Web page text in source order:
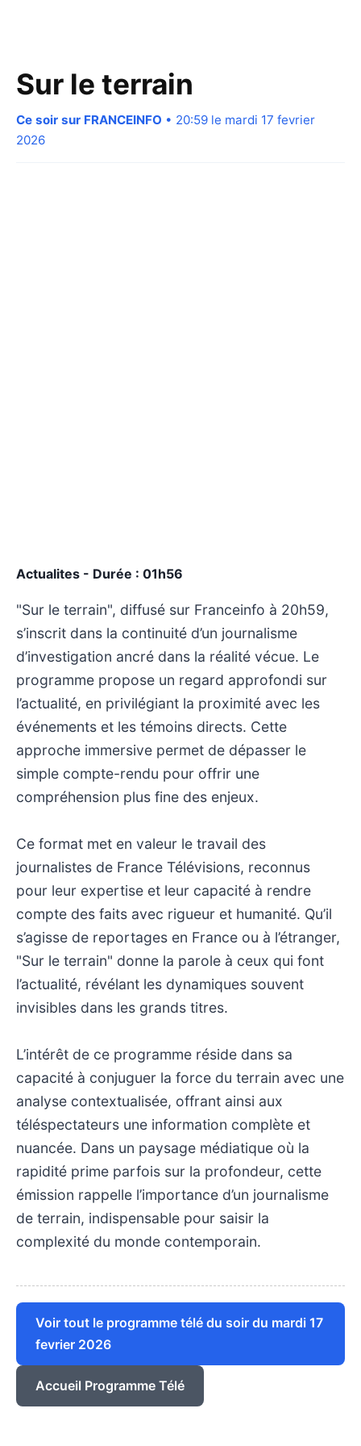
Sur le terrain
Ce soir sur FRANCEINFO • 20:59 le mardi 17 fevrier
2026
Actualites - Durée : 01h56
"Sur le terrain", diffusé sur Franceinfo à 20h59,
s’inscrit dans la continuité d’un journalisme
d’investigation ancré dans la réalité vécue. Le
programme propose un regard approfondi sur
l’actualité, en privilégiant la proximité avec les
événements et les témoins directs. Cette
approche immersive permet de dépasser le
simple compte-rendu pour offrir une
compréhension plus fine des enjeux.
Ce format met en valeur le travail des
journalistes de France Télévisions, reconnus
pour leur expertise et leur capacité à rendre
compte des faits avec rigueur et humanité. Qu’il
s’agisse de reportages en France ou à l’étranger,
"Sur le terrain" donne la parole à ceux qui font
l’actualité, révélant les dynamiques souvent
invisibles dans les grands titres.
L’intérêt de ce programme réside dans sa
capacité à conjuguer la force du terrain avec une
analyse contextualisée, offrant ainsi aux
téléspectateurs une information complète et
nuancée. Dans un paysage médiatique où la
rapidité prime parfois sur la profondeur, cette
émission rappelle l’importance d’un journalisme
de terrain, indispensable pour saisir la
complexité du monde contemporain.
Voir tout le programme télé du soir du mardi 17
fevrier 2026
Accueil Programme Télé